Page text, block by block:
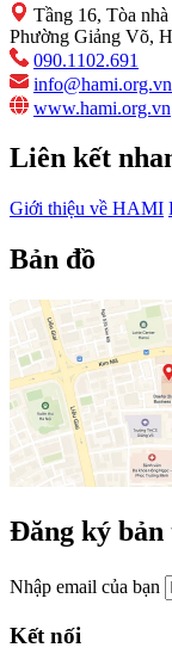
Tầng 16, Tòa
Phường Giảng Võ,
090.1102.691
info@hami.org.vn
www.hami.org.vn
Liên kết
Giới thiệu về HAMI
Bản đồ
Đăng ký bản
Nhập email của bạn
Kết nối